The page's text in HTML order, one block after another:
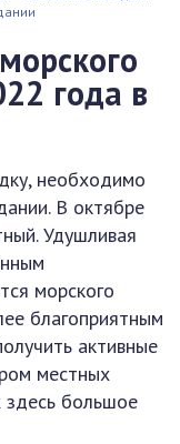
года в
необходимо
В октябре
Удушливая
морского
благоприятным
активные
местных
здесь большое